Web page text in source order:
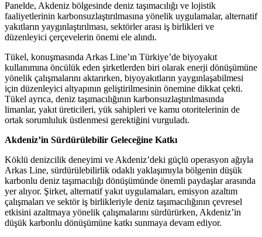
Panelde, Akdeniz bölgesinde deniz taşımacılığı ve lojistik
faaliyetlerinin karbonsuzlaştırılmasına yönelik uygulamalar, alternatif
yakıtların yaygınlaştırılması, sektörler arası iş birlikleri ve
düzenleyici çerçevelerin önemi ele alındı.
Tükel, konuşmasında Arkas Line’ın Türkiye’de biyoyakıt
kullanımına öncülük eden şirketlerden biri olarak enerji dönüşümüne
yönelik çalışmalarını aktarırken, biyoyakıtların yaygınlaşabilmesi
için düzenleyici altyapının geliştirilmesinin önemine dikkat çekti.
Tükel ayrıca, deniz taşımacılığının karbonsuzlaştırılmasında
limanlar, yakıt üreticileri, yük sahipleri ve kamu otoritelerinin de
ortak sorumluluk üstlenmesi gerektiğini vurguladı.
Akdeniz’in Sürdürülebilir Geleceğine Katkı
Köklü denizcilik deneyimi ve Akdeniz’deki güçlü operasyon ağıyla
Arkas Line, sürdürülebilirlik odaklı yaklaşımıyla bölgenin düşük
karbonlu deniz taşımacılığı dönüşümünde önemli paydaşlar arasında
yer alıyor. Şirket, alternatif yakıt uygulamaları, emisyon azaltım
çalışmaları ve sektör iş birlikleriyle deniz taşımacılığının çevresel
etkisini azaltmaya yönelik çalışmalarını sürdürürken, Akdeniz’in
düşük karbonlu dönüşümüne katkı sunmaya devam ediyor.